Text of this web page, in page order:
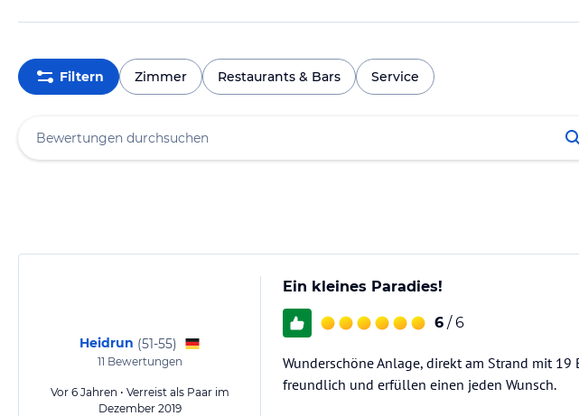
Filtern Zimmer Restaurants & Bars Service
Heidrun (51-55)
11 Bewertungen
Vor 6 Jahren • Verreist als Paar im
Dezember 2019
Ein kleines Paradies!
6 / 6
Wunderschöne Anlage, direkt am Strand mit
freundlich und erfüllen einen jeden Wunsch.